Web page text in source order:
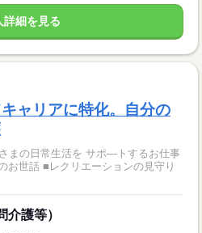
詳細を見る
ャリアに特化。自分の
まの日常生活を サポ―トするお仕事
護等）